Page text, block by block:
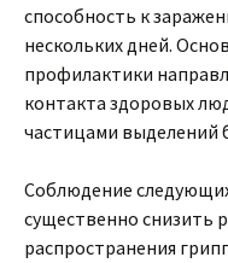
способность к
нескольких дней.
профилактики
контакта здоровых
частицами выделений
Соблюдение
существенно снизить
распространения